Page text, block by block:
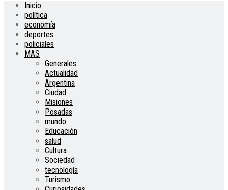
Inicio
política
economía
deportes
policiales
MAS
Generales
Actualidad
Argentina
Ciudad
Misiones
Posadas
mundo
Educación
salud
Cultura
Sociedad
tecnología
Turismo